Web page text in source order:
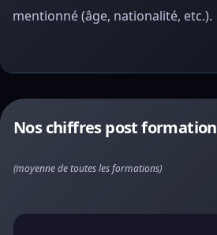
mentionné (âge, nationalité, etc.).
Nos chiffres post formation
(moyenne de toutes les formations)